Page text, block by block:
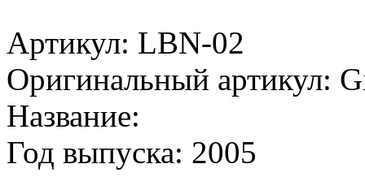
Артикул: LBN-02
Оригинальный артикул:
Название:
Год выпуска: 2005